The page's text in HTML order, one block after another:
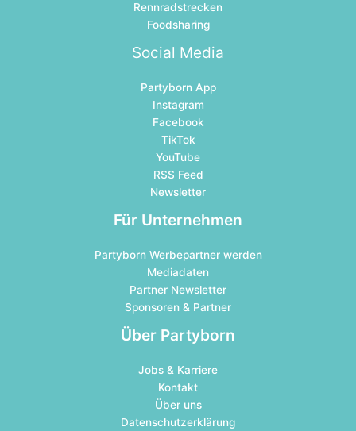
Rennradstrecken
Foodsharing
Social Media
Partyborn App
Instagram
Facebook
TikTok
YouTube
RSS Feed
Newsletter
Für Unternehmen
Partyborn Werbepartner werden
Mediadaten
Partner Newsletter
Sponsoren & Partner
Über Partyborn
Jobs & Karriere
Kontakt
Über uns
Datenschutzerklärung